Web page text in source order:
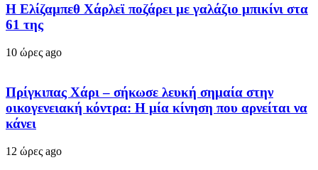
Η Ελίζαμπεθ Χάρλεϊ ποζάρει με γαλάζιο μπικίνι στα
61 της
10 ώρες ago
Πρίγκιπας Χάρι – σήκωσε λευκή σημαία στην
οικογενειακή κόντρα: Η μία κίνηση που αρνείται να
κάνει
12 ώρες ago